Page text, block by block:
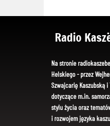
Radio
Na stronie
Helskiego - przez
Szwajcarię Kaszubską
dotyczące m.in.
stylu życia oraz
i rozwojem języka